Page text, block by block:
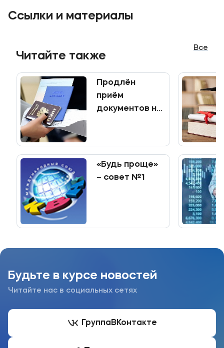
Ссылки и материалы
Читайте также
Все
Продлён
приём
документов на
профессионального
образования
«Будь проще»
– совет №1
Будьте в курсе новостей
Читайте нас в социальных сетях
Группа ВКонтакте